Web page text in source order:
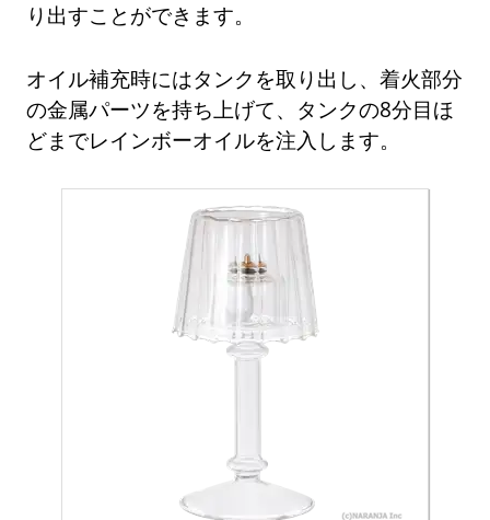
り出すことができます。
オイル補充時にはタンクを取り出し、着火部分
の金属パーツを持ち上げて、タンクの8分目ほ
どまでレインボーオイルを注入します。